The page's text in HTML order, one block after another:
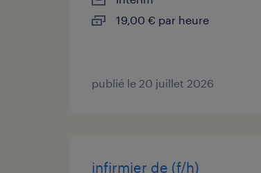
19,00 € par heure
publié le 20 juillet 2026
infirmier de (f/h)